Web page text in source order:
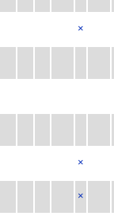
×
×
×